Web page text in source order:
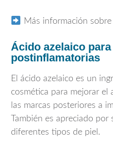
Más información
Ácido azelaico
postinflamatorias
El ácido azelaico es un
cosmética para mejorar el
las marcas posteriores a
También es apreciado
diferentes tipos de piel.